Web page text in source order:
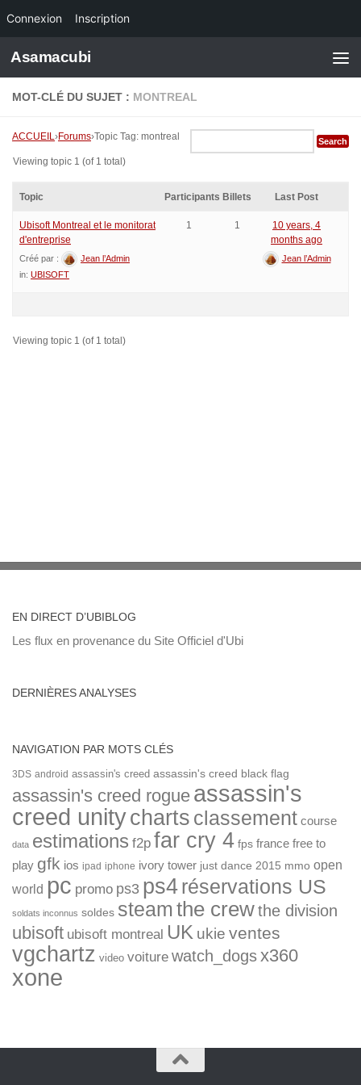
Connexion Inscription
Skip to content
Asamacubi
MOT-CLÉ DU SUJET : MONTREAL
ACCUEIL›Forums›Topic Tag: montreal
Viewing topic 1 (of 1 total)
Topic Participants Billets Last Post
Ubisoft Montreal et le monitorat
d'entreprise
Créé par :
Jean l’Admin
in: UBISOFT
1 1
10 years, 4
months ago
Jean l’Admin
Viewing topic 1 (of 1 total)
EN DIRECT D’UBIBLOG
Les flux en provenance du Site Officiel d'Ubi
DERNIÈRES ANALYSES
NAVIGATION PAR MOTS CLÉS
3DS android assassin's creed assassin's creed black flag
assassin's creed rogue assassin's
creed unitycharts classement course
data estimations f2p far cry 4 fps france free to
play gfk ios ipad iphone ivory tower just dance 2015 mmo open
world pc promo ps3 ps4réservations US
soldats inconnus soldes steamthe crewthe division
ubisoft ubisoft montreal UK ukie ventes
vgchartz video voiture watch_dogsx360
xone